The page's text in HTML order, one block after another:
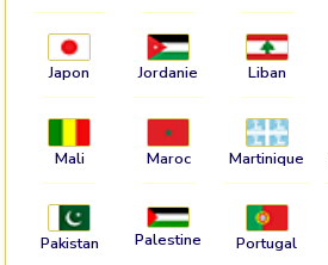
Japon Jordanie Liban
Mali Maroc Martinique
Pakistan Palestine Portugal